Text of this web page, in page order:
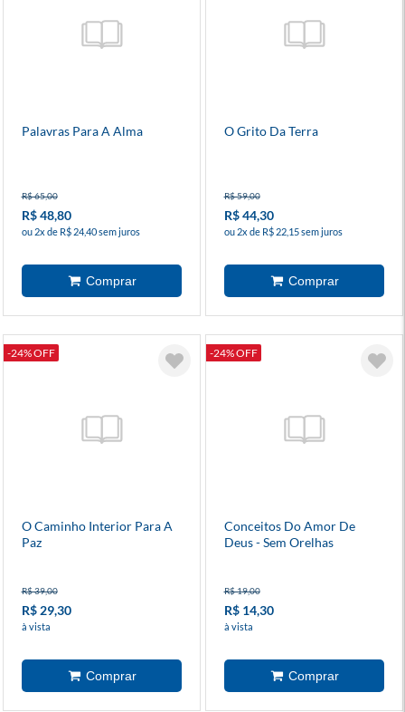
Palavras Para A Alma
R$ 65,00
R$ 48,80
ou 2x de R$ 24,40 sem juros
O Grito Da Terra
R$ 59,00
R$ 44,30
ou 2x de R$ 22,15 sem juros
-24% OFF
O Caminho Interior Para A
Paz
R$ 39,00
R$ 29,30
à vista
-24% OFF
Conceitos Do Amor De
Deus - Sem Orelhas
R$ 19,00
R$ 14,30
à vista